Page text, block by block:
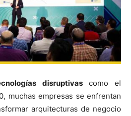
disruptivas como el
muchas empresas se enfrentan
arquitecturas de negocio